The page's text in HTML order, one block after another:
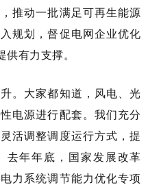
推动一批满足可再生能源
规划，督促电网企业优化
有力支撑。
。大家都知道，风电、光
电源进行配套。我们充分
活调整调度运行方式，提
去年年底，国家发展改革
力系统调节能力优化专项